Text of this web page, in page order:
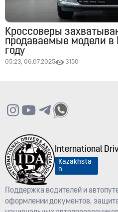
Кроссоверы
продаваемые модели в
году
05:23, 06.07.2025 3150
International
Kazakhsta
n
Поддержка водителей и
оформлении документов,